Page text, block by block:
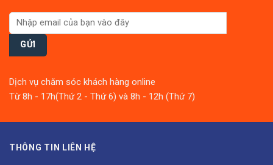
Dịch vụ chăm sóc khách hàng online
Từ 8h - 17h(Thứ 2 - Thứ 6) và 8h - 12h (Thứ 7)
THÔNG TIN LIÊN HỆ